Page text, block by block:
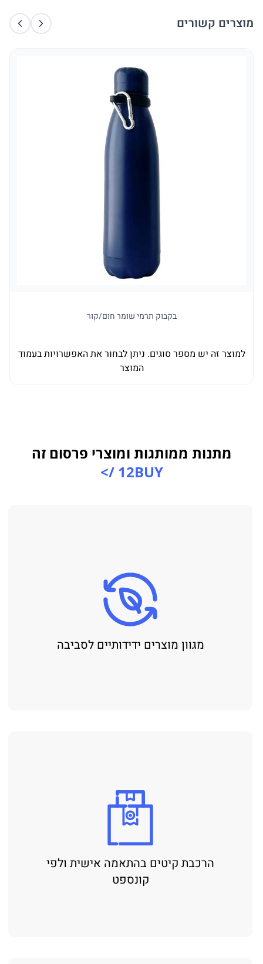
מוצרים קשורים
בקבוק תרמי שומר חום/קור
למוצר זה יש מספר סוגים. ניתן לבחור את האפשרויות בעמוד
המוצר
מתנות ממותגות ומוצרי פרסום זה
12BUY />
מגוון מוצרים ידידותיים לסביבה
הרכבת קיטים בהתאמה אישית ולפי
קונספט